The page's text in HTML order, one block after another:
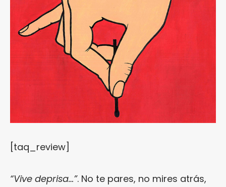
[taq_review]
“Vive deprisa…”. No te pares, no mires atrás,